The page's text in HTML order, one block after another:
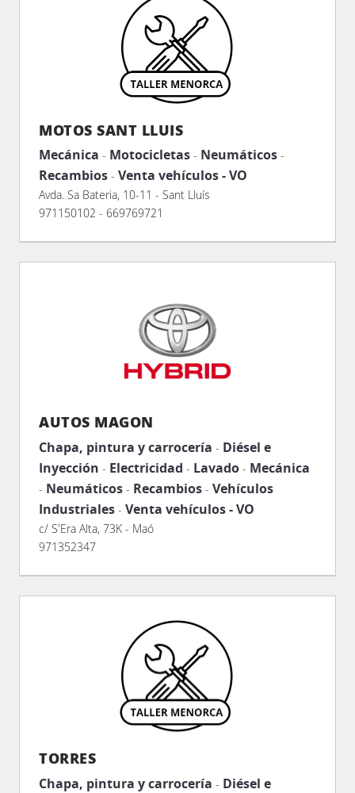
MOTOS SANT LLUIS
Mecánica - Motocicletas - Neumáticos -
Recambios - Venta vehículos - VO
Avda. Sa Bateria, 10-11 - Sant Lluís
971150102 - 669769721
AUTOS MAGON
Chapa, pintura y carrocería - Diésel e
Inyección - Electricidad - Lavado - Mecánica
- Neumáticos - Recambios - Vehículos
Industriales - Venta vehículos - VO
c/ S'Era Alta, 73K - Maó
971352347
TORRES
Chapa, pintura y carrocería - Diésel e